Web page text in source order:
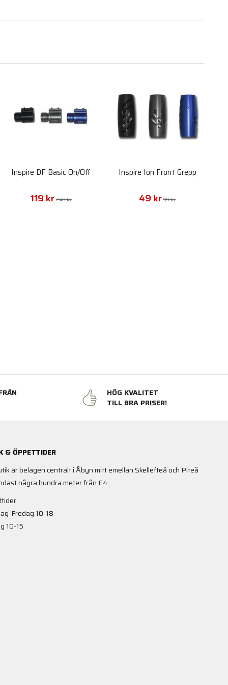
Inspire DF Basic On/Off
119 kr 249 kr
Inspire Ion Front Grepp
49 kr 99 kr
HÖG KVALITET
TILL BRA PRISER!
& ÖPPETTIDER
är belägen centralt i Åbyn mitt emellan Skellefteå och Piteå
några hundra meter från E4.
Fredag 10-18
10-15